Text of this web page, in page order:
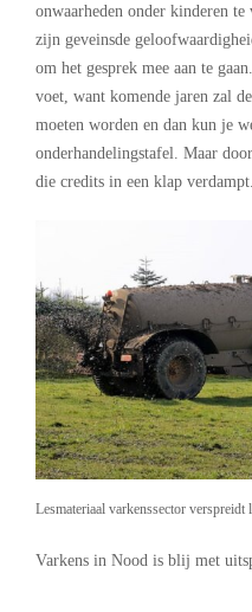
onwaarheden onder kinderen
zijn geveinsde
om het gesprek mee aan te
voet, want komende jaren zal
moeten worden en dan kun je
onderhandelingstafel. Maar
die credits in een klap verdampt.
Lesmateriaal varkenssector
Varkens in Nood is blij met